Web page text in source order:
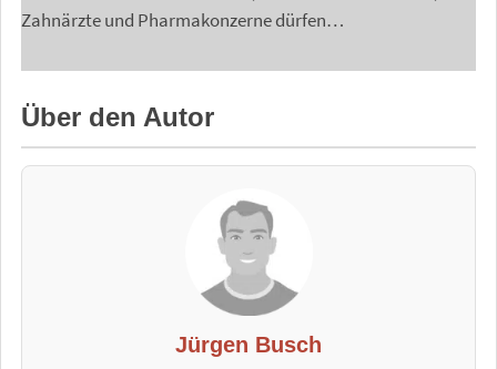
Zahnärzte und Pharmakonzerne dürfen…
Über den Autor
Jürgen Busch